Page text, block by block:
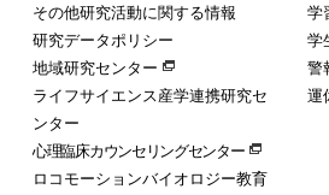
その他研究活動に関する情報
研究データポリシー
地域研究センター
ライフサイエンス産学連携研究セ
ンター
心理臨床カウンセリングセンター
ロコモーションバイオロジー教育
学
学
警
運